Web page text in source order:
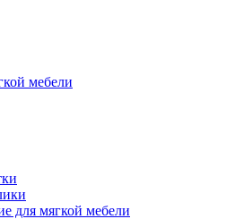
мебели
для мягкой мебели